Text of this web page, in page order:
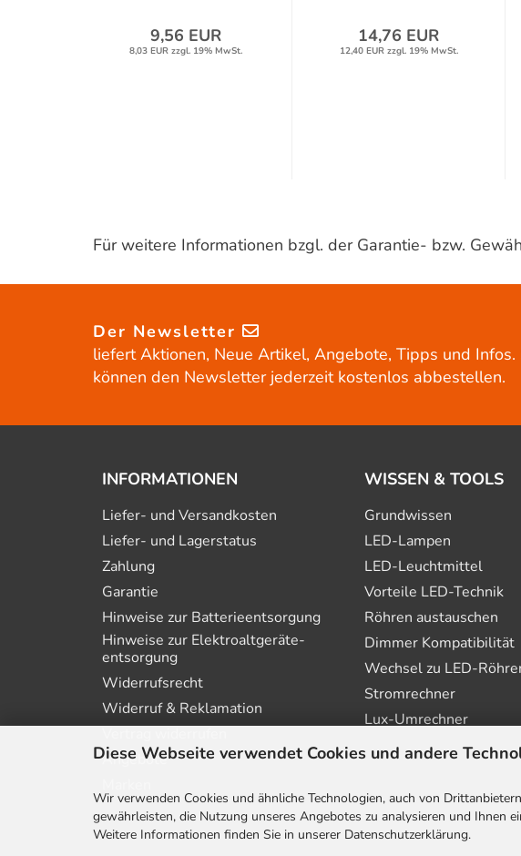
Diese Webseite verwendet Cookies und andere
Wir verwenden Cookies und ähnliche Technologien, auch von
gewährleisten, die Nutzung unseres Angebotes zu analysieren und Ihnen
Weitere Informationen finden Sie in unserer Datenschutzerklärung.
9,56 EUR
8,03 EUR zzgl. 19% MwSt.
14,76 EUR
12,40 EUR zzgl. 19% MwSt.
Für weitere Informationen bzgl. der Garantie- bzw.
Der Newsletter
liefert Aktionen, Neue Artikel, Angebote, Tipps und Infos.
können den Newsletter jederzeit kostenlos abbestellen.
INFORMATIONEN
Liefer- und Versandkosten
Liefer- und Lagerstatus
Zahlung
Garantie
Hinweise zur Batterie­entsorgung
Hinweise zur Elektro­altgeräte­
entsorgung
Widerrufsrecht
Widerruf & Reklamation
Angebote
WISSEN & TOOLS
Grundwissen
LED-Lampen
LED-Leuchtmittel
Vorteile LED-Technik
Röhren austauschen
Dimmer Kompatibilität
Wechsel zu LED-
Stromrechner
Lux-Umrechner